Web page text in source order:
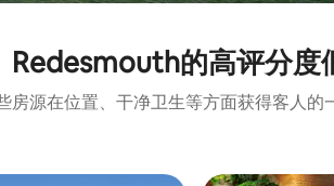
Redesmouth的高评分度
房源在位置、干净卫生等方面获得客人的